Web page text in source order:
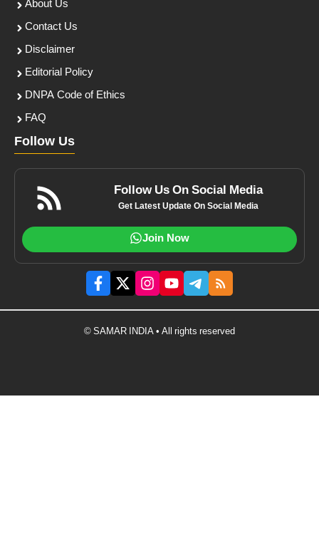
About Us
Contact Us
Disclaimer
Editorial Policy
DNPA Code of Ethics
FAQ
Follow Us
Follow Us On Social Media
Get Latest Update On Social Media
Join Now
© SAMAR INDIA • All rights reserved